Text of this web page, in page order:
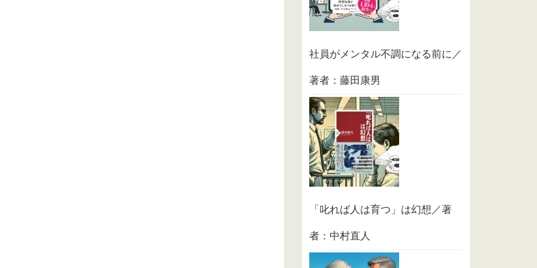
社員がメンタル不調になる前に／
著者：藤田康男
「叱れば人は育つ」は幻想／著
者：中村直人